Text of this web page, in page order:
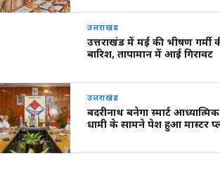
उत्तराखंड
उत्तराखंड में मई की भीषण गर्मी
बारिश, तापामान में आई गिरावट
उत्तराखंड
बदरीनाथ बनेगा स्मार्ट
धामी के सामने पेश हुआ मास्टर